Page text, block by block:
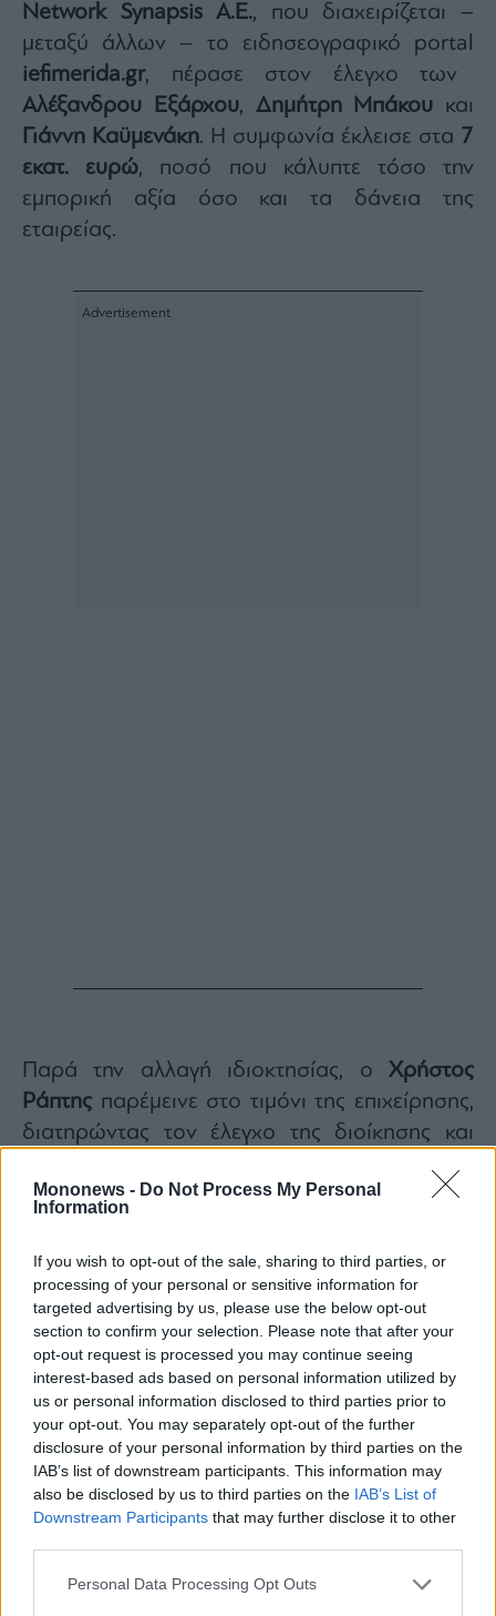
Mononews - Do Not Process My Personal
Information
If you wish to opt-out of the sale, sharing to third parties, or
processing of your personal or sensitive information for
targeted advertising by us, please use the below opt-out
section to confirm your selection. Please note that after your
opt-out request is processed you may continue seeing
interest-based ads based on personal information utilized by
us or personal information disclosed to third parties prior to
your opt-out. You may separately opt-out of the further
disclosure of your personal information by third parties on the
IAB’s list of downstream participants. This information may
also be disclosed by us to third parties on the IAB’s List of
Downstream Participants that may further disclose it to other
Personal Data Processing Opt Outs
Network Synapsis A.E., που διαχειρίζεται –
μεταξύ άλλων – το ειδησεογραφικό portal
iefimerida.gr, πέρασε στον έλεγχο των
Αλέξανδρου Εξάρχου, Δημήτρη Μπάκου και
Γιάννη Καϋμενάκη. Η συμφωνία έκλεισε στα 7
εκατ. ευρώ, ποσό που κάλυπτε τόσο την
εμπορική αξία όσο και τα δάνεια της
εταιρείας.
Παρά την αλλαγή ιδιοκτησίας, ο Χρήστος
Ράπτης παρέμεινε στο τιμόνι της επιχείρησης,
διατηρώντας τον έλεγχο της διοίκησης και
συνοδευόμενος από σταδιακή οικονομική
ενίσχυση. Η Synapsis παρουσίασε το 2023
φτάνοντας τα4.379.697,66 ευρώ, ενώ τα
κέρδη προ φόρωναυξήθηκαν κατά18,12%
σε1.283.625 ευρώ . Τα ταμειακά διαθέσιμα
εμφάνισαν άνοδο άνω του57%.
Το Μάρτιο του 2025, ο Χρ. Ράπτης
προχώρησε στην ίδρυση νέας εταιρείας: της
PROUST 25 ΙΚΕ, με κεφάλαιο 500.000 ευρώ
και έδρα τα γραφεία της Synapsis. Η σύνθεση:
60% ο ίδιος, 40% η Synapsis. Η νέα εταιρεία
περιεχομένου και διαφήμισης. Ωστόσο, σε